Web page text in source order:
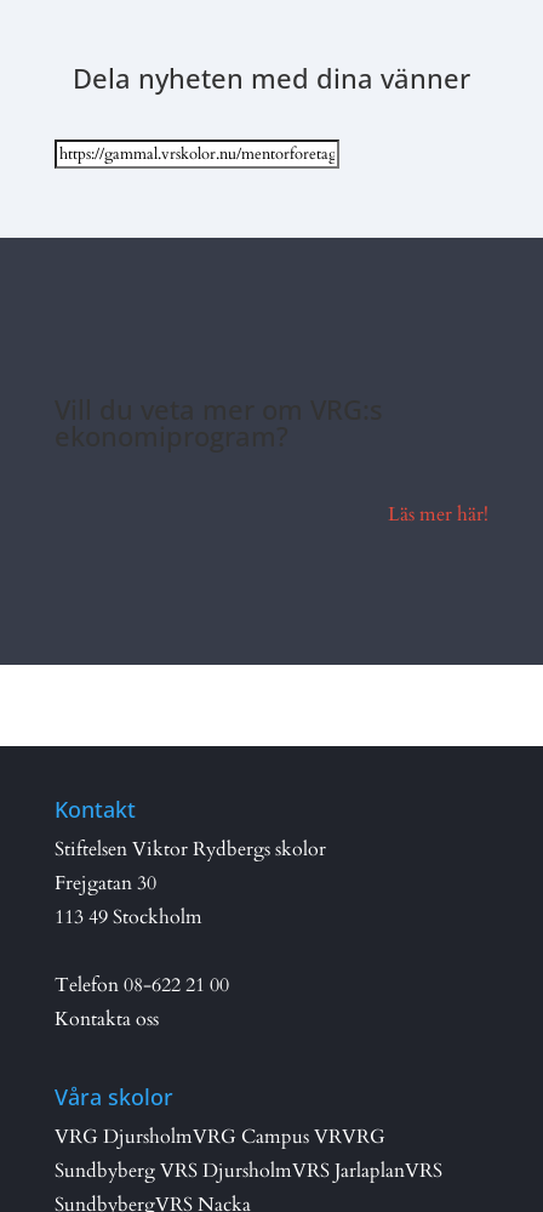
Dela nyheten med dina vänner
Läs mer här!
Kontakt
Stiftelsen Viktor Rydbergs skolor
Frejgatan 30
113 49 Stockholm
Telefon08-622 21 00
Kontakta oss
Våra skolor
VRG DjursholmVRG Campus VRVRG
SundbybergVRS DjursholmVRS JarlaplanVRS
SundbybergVRS Nacka